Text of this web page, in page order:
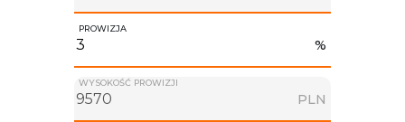
PROWIZJA
%
WYSOKOŚĆ PROWIZJI
PLN